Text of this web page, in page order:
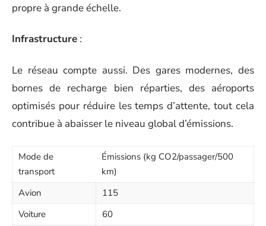
propre à grande échelle.
Infrastructure :
Le réseau compte aussi. Des gares modernes, des
bornes de recharge bien réparties, des aéroports
optimisés pour réduire les temps d’attente, tout cela
contribue à abaisser le niveau global d’émissions.
Mode de
transport
Émissions (kg CO2/passager/500
km)
Avion
115
Voiture
60